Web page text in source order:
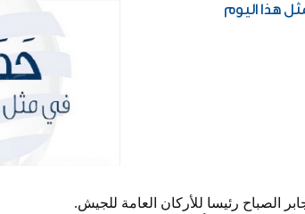
هذا اليوم